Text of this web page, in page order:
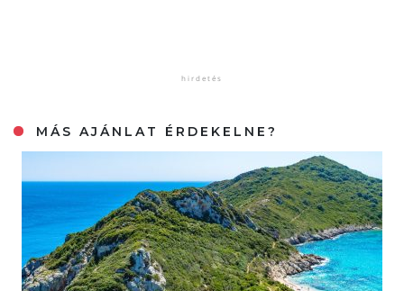
MÁS AJÁNLAT ÉRDEKELNE?